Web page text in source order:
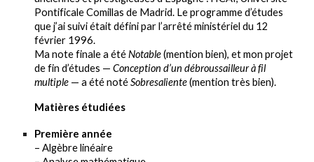
Pontificale Comillas de Madrid. Le programme d’études
que j’ai suivi était défini par l’arrêté ministériel du 12
février 1996.
Ma note finale a étéNotable(mention bien), et mon projet
de fin d’études —Conception d’un débroussailleur à fil
multiple — a été notéSobresaliente(mention très bien).
Matières étudiées
Première année
– Algèbre linéaire